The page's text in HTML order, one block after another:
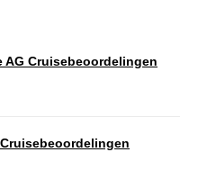
AG Cruisebeoordelingen